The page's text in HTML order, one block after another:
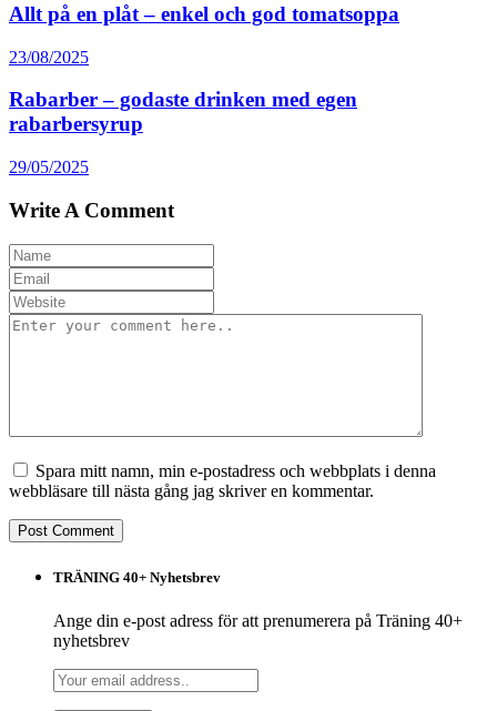
Allt på en plåt – enkel och god tomatsoppa
23/08/2025
Rabarber – godaste drinken med egen
rabarbersyrup
29/05/2025
Write A Comment
Spara mitt namn, min e-postadress och webbplats i denna
webbläsare till nästa gång jag skriver en kommentar.
TRÄNING 40+ Nyhetsbrev
Ange din e-post adress för att prenumerera på Träning 40+
nyhetsbrev